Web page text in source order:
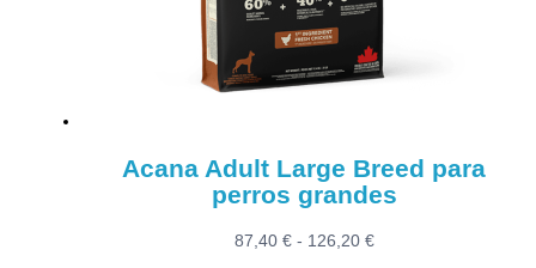
elegir
en
la
Acana Adult Large Breed para
perros grandes
87,40 € - 126,20 €Rango